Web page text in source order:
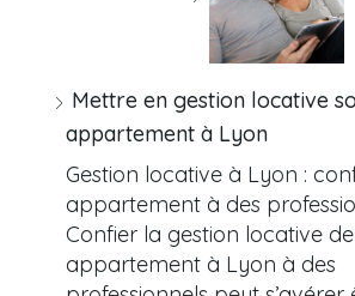
Mettre en gestion locative
appartement à Lyon
Gestion locative à Lyon :
appartement à des
Confier la gestion locative
appartement à Lyon à des